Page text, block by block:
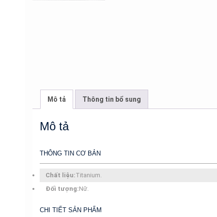
Mô tả Thông tin bổ sung
Mô tả
THÔNG TIN CƠ BẢN
Chất liệu:Titanium.
Đối tượng:Nữ.
CHI TIẾT SẢN PHẨM